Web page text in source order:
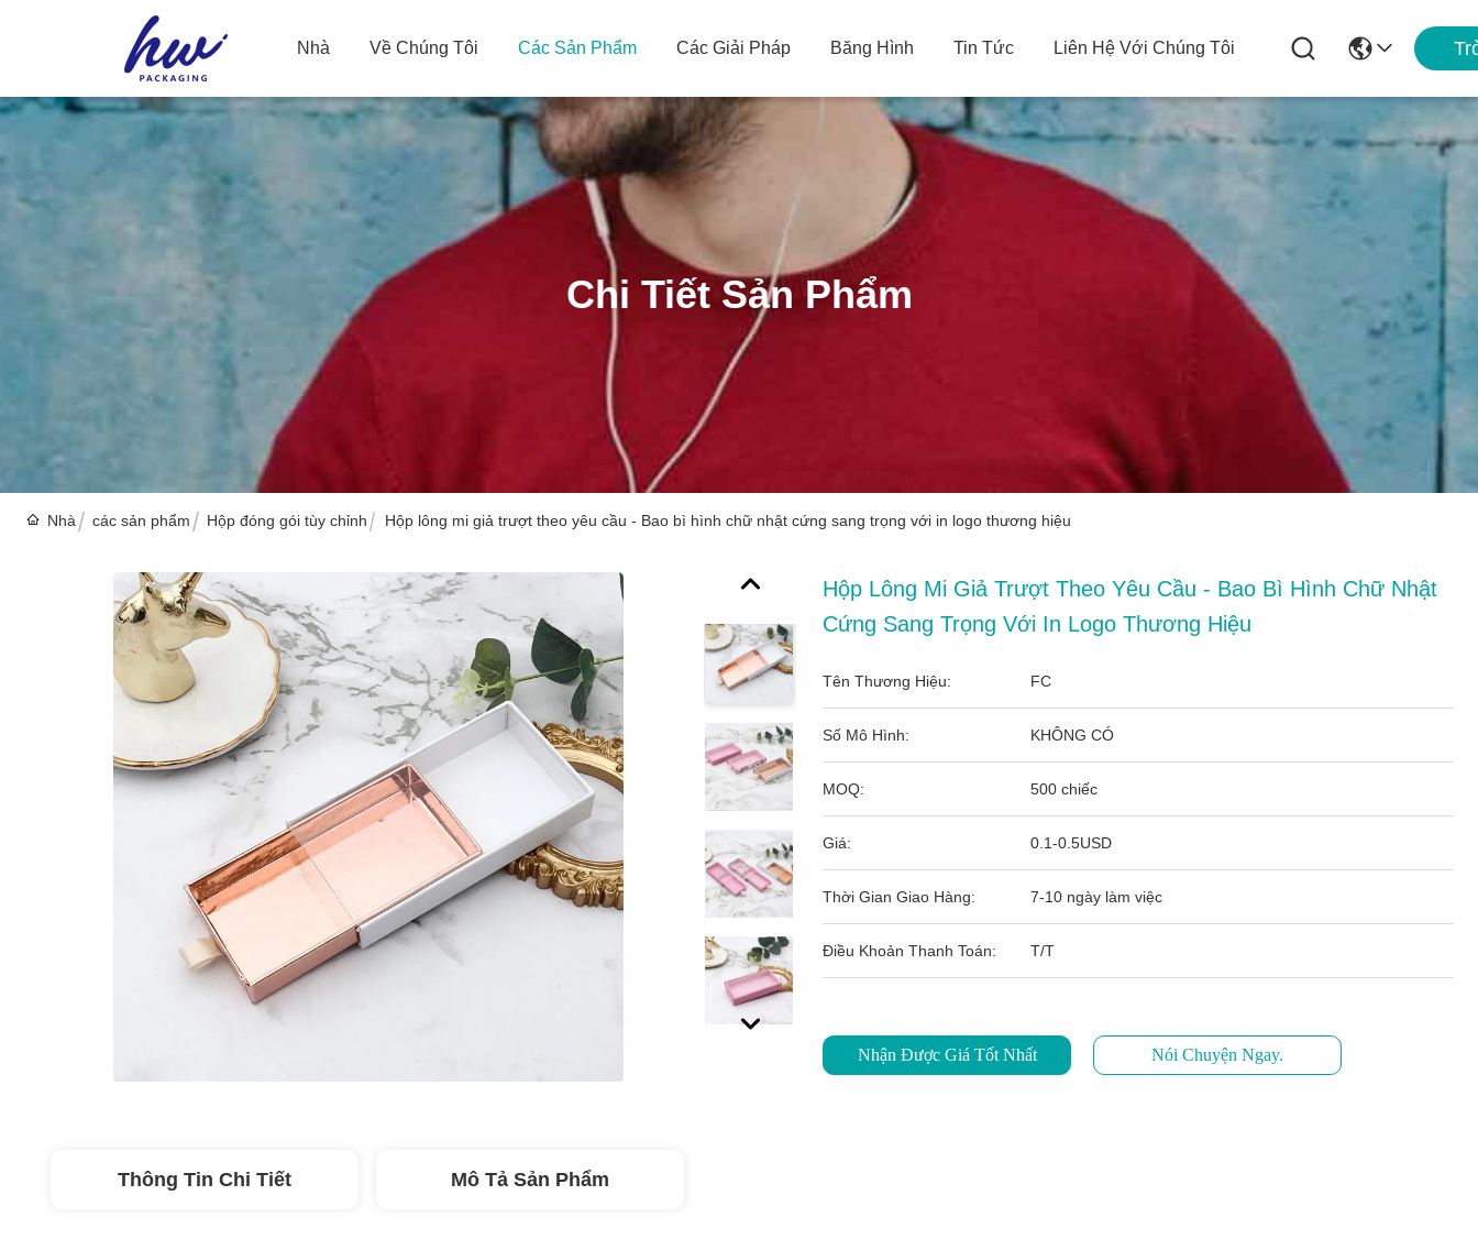
Nhà Về Chúng Tôi Các Sản Phẩm Các Giải Pháp Băng Hình Tin Tức Liên Hệ Với Chúng Tôi
Chi Tiết Sản Phẩm
Nhà các sản phẩm Hộp đóng gói tùy chỉnh Hộp lông mi giả trượt theo yêu cầu - Bao bì hình chữ nhật cứng sang trọng với in logo thương hiệu
Hộp Lông Mi Giả Trượt Theo Yêu Cầu - Bao Bì Hình Chữ Nhật
Cứng Sang Trọng Với In Logo Thương Hiệu
Tên Thương Hiệu: FC
Số Mô Hình: KHÔNG CÓ
MOQ: 500 chiếc
Giá: 0.1-0.5USD
Thời Gian Giao Hàng: 7-10 ngày làm việc
Điều Khoản Thanh Toán: T/T
Nhận Được Giá Tốt Nhất Nói Chuyện Ngay.
Thông Tin Chi Tiết Mô Tả Sản Phẩm